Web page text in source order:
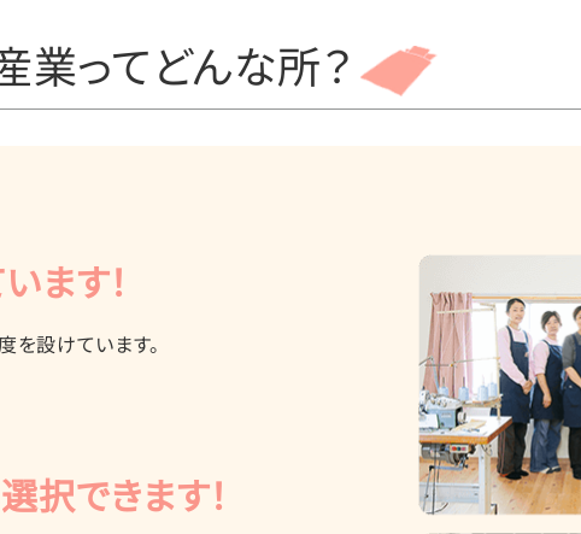
業って どんな所？
ます！
設けています。
択できます！